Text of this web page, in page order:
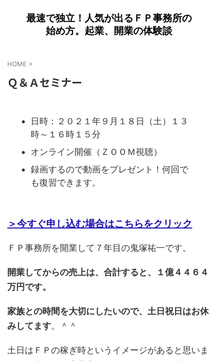
最速で独立！人気が出るＦＰ事務所の
始め方。起業、開業の体験談
HOME >
Ｑ＆Ａセミナー
日時：２０２１年９月１８日（土）１３
時～１６時１５分
オンライン開催（ＺＯＯＭ視聴）
録画するので動画をプレゼント！何回で
も復習できます。
＞今すぐ申し込む場合はこちらをクリック
ＦＰ事務所を開業して７年目の鬼塚祐一です。
開業してからの売上は、合計すると、１億４４６４
万円です。
家族との時間を大切にしたいので、土日祝日はお休
みしてます。＾＾
土日はＦＰの稼ぎ時というイメージがあると思いま